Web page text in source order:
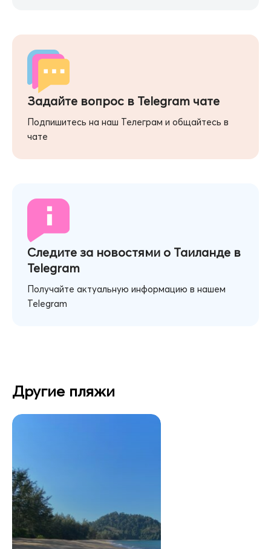
Задайте вопрос в Telegram чате
Подпишитесь на наш Телеграм и общайтесь в
чате
Следите за новостями о Таиланде в
Telegram
Получайте актуальную информацию в нашем
Telegram
Другие пляжи